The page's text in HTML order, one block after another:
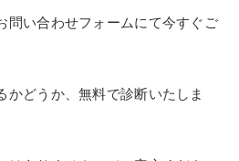
問い合わせフォームにて今すぐご
かどうか、無料で診断いたしま